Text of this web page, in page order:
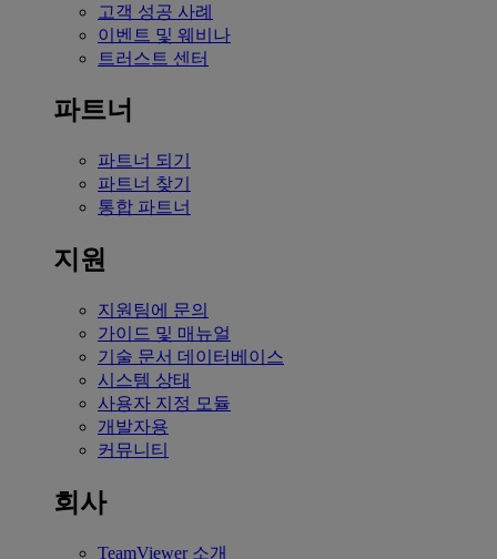
고객 성공 사례
이벤트 및 웨비나
트러스트 센터
파트너
파트너 되기
파트너 찾기
통합 파트너
지원
지원팀에 문의
가이드 및 매뉴얼
기술 문서 데이터베이스
시스템 상태
사용자 지정 모듈
개발자용
커뮤니티
회사
TeamViewer 소개